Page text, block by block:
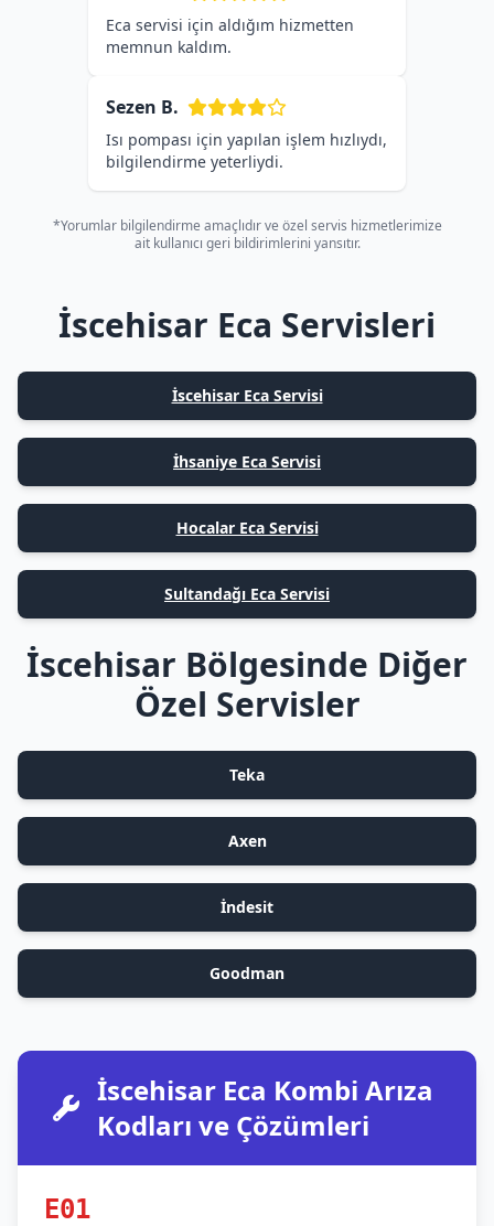
Eca servisi için aldığım hizmetten
memnun kaldım.
Sezen B.
Isı pompası için yapılan işlem hızlıydı,
bilgilendirme yeterliydi.
*Yorumlar bilgilendirme amaçlıdır ve özel servis hizmetlerimize
ait kullanıcı geri bildirimlerini yansıtır.
İscehisar Eca Servisleri
İscehisar Eca Servisi
İhsaniye Eca Servisi
Hocalar Eca Servisi
Sultandağı Eca Servisi
İscehisar Bölgesinde Diğer
Özel Servisler
Teka
Axen
İndesit
Goodman
İscehisar Eca Kombi Arıza
Kodları ve Çözümleri
E01